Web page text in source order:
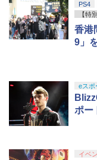
5
PS4
【特
香港
9」
eスポ
ポー
イベ